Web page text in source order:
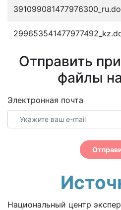
Отправить
файлы
Электронная почта
Национальный центр